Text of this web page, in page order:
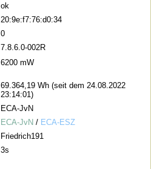
ok
20:9e:f7:76:d0:34
0
7.8.6.0-002R
6200 mW
69.364,19 Wh (seit dem 24.08.2022
23:14:01)
ECA-JvN
ECA-JvN / ECA-ESZ
Friedrich191
3s